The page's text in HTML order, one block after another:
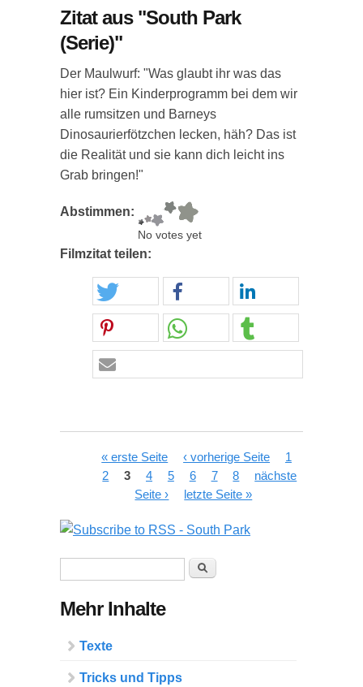
Zitat aus "South Park
(Serie)"
Der Maulwurf: "Was glaubt ihr was das
hier ist? Ein Kinderprogramm bei dem wir
alle rumsitzen und Barneys
Dinosaurierfötzchen lecken, häh? Das ist
die Realität und sie kann dich leicht ins
Grab bringen!"
Abstimmen:
No votes yet
Filmzitat teilen:
Seiten« erste Seite ‹ vorherige Seite
1
2
3 4 5 6 7 8
nächste
Seite ›
letzte Seite »
Suche
Mehr Inhalte
Texte
Tricks und Tipps